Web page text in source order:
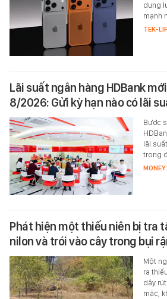
dung
mạnh
TEK-
Lãi suất ngân hàng HDBank
8/2026: Gửi kỳ hạn nào có lãi
Bước
lãi
trong
Phát hiện một thiếu niên bị tra
nilon và trói vào cây trong bụi
Một
ra
dây
mặc,